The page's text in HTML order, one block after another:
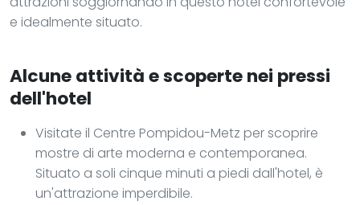
e idealmente situato.
Alcune attività e scoperte nei pressi
dell'hotel
Visitate il Centre Pompidou-Metz per scoprire
mostre di arte moderna e contemporanea.
Situato a soli cinque minuti a piedi dall'hotel, è
un'attrazione imperdibile.